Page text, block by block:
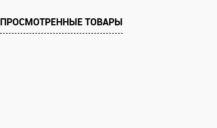
ПРОСМОТРЕННЫЕ ТОВАРЫ